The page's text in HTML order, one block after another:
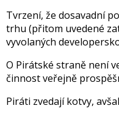
Tvrzení, že dosavadní
trhu (přitom uvedené
vyvolaných
O Pirátské straně není
činnost veřejně
Piráti zvedají kotvy,